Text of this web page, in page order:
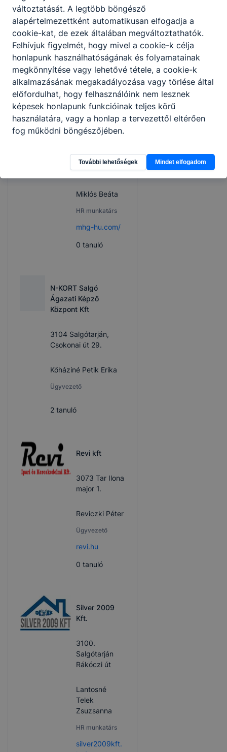
Filius Balázs
Hegesztési
felelős
gyemantpiraz
ol.hu
2tanuló
MHG Kft
Salgótarján
Patak út 5-8.
Miklós Beáta
HR munkatárs
mhg-hu.com/
0 tanuló
N-KORT Salgó
Ágazati Képző
Központ Kft
3104 Salgótarján,
Csokonai út 29.
Kőháziné Petik Erika
Ügyvezető
2 tanuló
Revi kft
3073 Tar Ilona
major 1.
Reviczki Péter
Ügyvezető
revi.hu
0 tanuló
Silver 2009
Kft.
3100.
Salgótarján
Rákóczi út
Lantosné
Telek
Zsuzsanna
HR munkatárs
silver2009kft.
változtatását. A legtöbb böngésző
alapértelmezettként automatikusan elfogadja a
cookie-kat, de ezek általában megváltoztathatók.
Felhívjuk figyelmét, hogy mivel a cookie-k célja
honlapunk használhatóságának és folyamatainak
megkönnyítése vagy lehetővé tétele, a cookie-k
alkalmazásának megakadályozása vagy törlése által
előfordulhat, hogy felhasználóink nem lesznek
képesek honlapunk funkcióinak teljes körű
használatára, vagy a honlap a tervezettől eltérően
fog működni böngészőjében.
További lehetőségek Mindet elfogadom